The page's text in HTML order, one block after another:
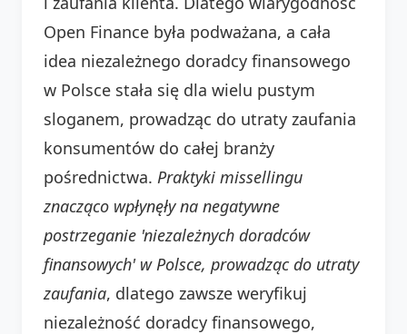
Open Finance była podważana, a cała
idea niezależnego doradcy finansowego
w Polsce stała się dla wielu pustym
sloganem, prowadząc do utraty zaufania
konsumentów do całej branży
pośrednictwa. Praktyki missellingu
znacząco wpłynęły na negatywne
postrzeganie 'niezależnych doradców
finansowych' w Polsce, prowadząc do utraty
zaufania, dlatego zawsze weryfikuj
niezależność doradcy finansowego,